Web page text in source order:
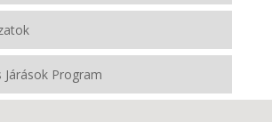
Járások Program